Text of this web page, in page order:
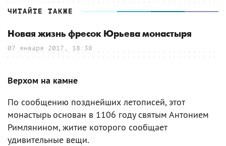
ЧИТАЙТЕ ТАКЖЕ
Новая жизнь фресок Юрьева монастыря
07 января 2017, 18:38
Верхом на камне
По сообщению позднейших летописей, этот
монастырь основан в 1106 году святым Антонием
Римлянином, житие которого сообщает
удивительные вещи.